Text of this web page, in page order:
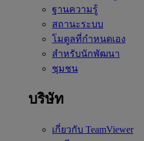
ฐานความรู้
สถานะระบบ
โมดูลที่กำหนดเอง
สำหรับนักพัฒนา
ชุมชน
บริษัท
เกี่ยวกับ TeamViewer